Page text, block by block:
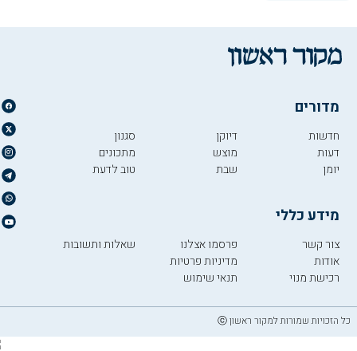
מדורים
חדשות
דעות
יומן
דיוקן
מוצש
שבת
סגנון
מתכונים
טוב לדעת
מידע כללי
צור קשר
אודות
רכישת מנוי
פרסמו אצלנו
מדיניות פרטיות
תנאי שימוש
שאלות ותשובות
כל הזכויות שמורות למקור ראשון ⓒ